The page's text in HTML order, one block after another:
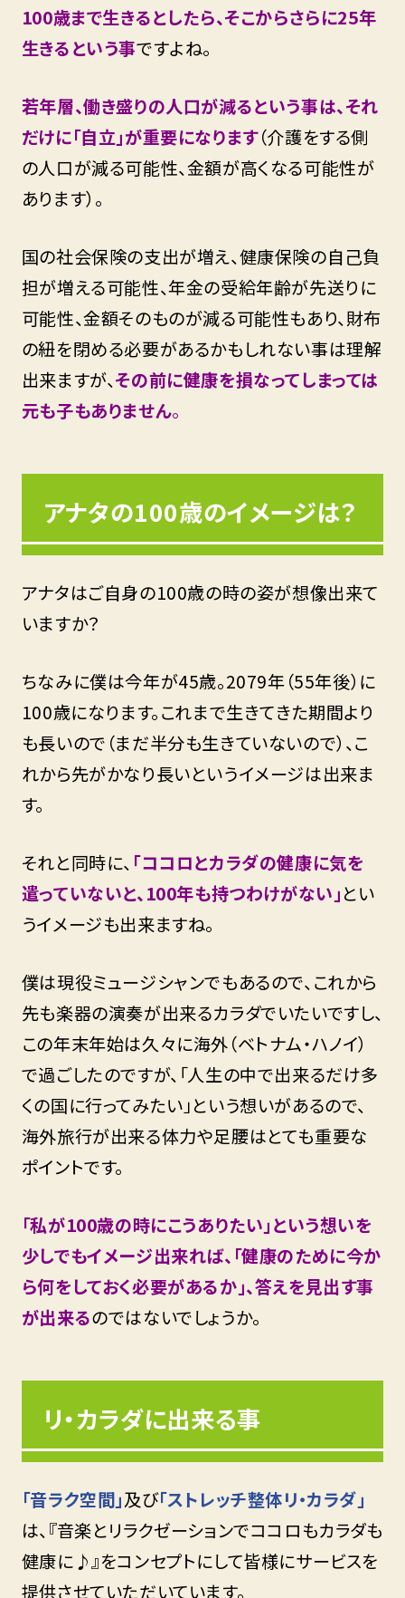
100歳まで生きるとしたら、そこからさらに25年
生きるという事ですよね。
若年層、働き盛りの人口が減るという事は、それ
だけに「自立」が重要になります（介護をする側
の人口が減る可能性、金額が高くなる可能性が
あります）。
国の社会保険の支出が増え、健康保険の自己負
担が増える可能性、年金の受給年齢が先送りに
可能性、金額そのものが減る可能性もあり、財布
の紐を閉める必要があるかもしれない事は理解
出来ますが、その前に健康を損なってしまっては
元も子もありません。
アナタの100歳のイメージは？
アナタはご自身の100歳の時の姿が想像出来て
いますか？
ちなみに僕は今年が45歳。2079年（55年後）に
100歳になります。これまで生きてきた期間より
も長いので（まだ半分も生きていないので）、こ
れから先がかなり長いというイメージは出来ま
す。
それと同時に、 「ココロとカラダの健康に気を
遣っていないと、100年も持つわけがない」とい
うイメージも出来ますね。
僕は現役ミュージシャンでもあるので、これから
先も楽器の演奏が出来るカラダでいたいですし、
この年末年始は久々に海外（ベトナム・ハノイ）
で過ごしたのですが、「人生の中で出来るだけ多
くの国に行ってみたい」という想いがあるので、
海外旅行が出来る体力や足腰はとても重要な
ポイントです。
「私が100歳の時にこうありたい」という想いを
少しでもイメージ出来れば、「健康のために今か
ら何をしておく必要があるか」、答えを見出す事
が出来るのではないでしょうか。
リ・カラダに出来る事
「音ラク空間」及び「ストレッチ整体リ・カラダ」
は、『音楽とリラクゼーションでココロもカラダも
健康に♪』をコンセプトにして皆様にサービスを
提供させていただいています。